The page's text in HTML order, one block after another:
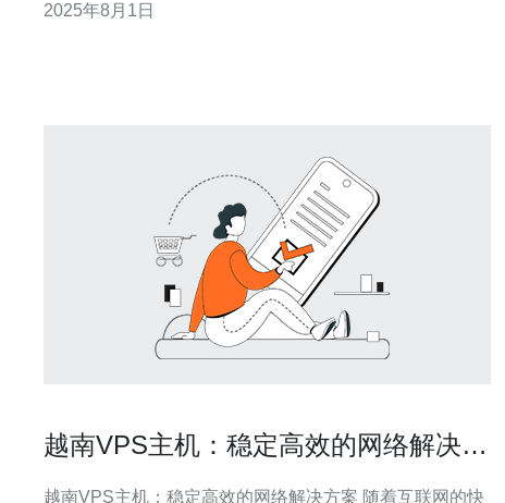
器。 什么是VPS服务器？ VPS（Virtual Private Server，
2025年8月1日
越南VPS主机：稳定高效的网络解决方
越南VPS主机：稳定高效的网络解决方案 随着互联网的快